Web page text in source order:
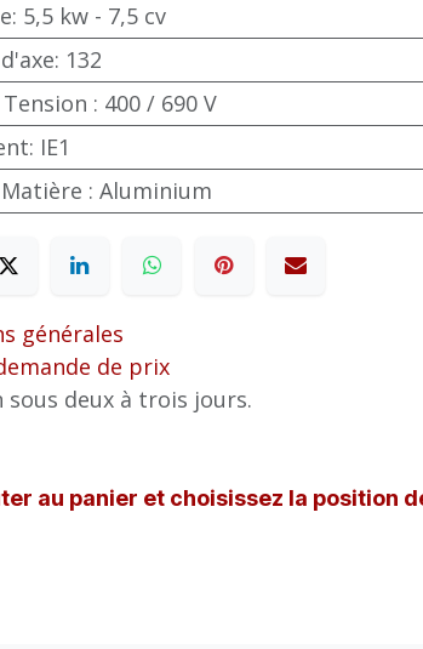
: 5,5 kw - 7,5 cv
: 132
Tension : 400 / 690 V
: IE1
Matière : Aluminium
générales
de prix
sous deux à trois jours.
au panier et choisissez la position